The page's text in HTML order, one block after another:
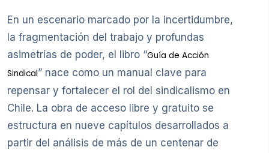
En un escenario marcado por la incertidumbre,
la fragmentación del trabajo y profundas
asimetrías de poder, el libro “Guía de Acción
Sindical” nace como un manual clave para
repensar y fortalecer el rol del sindicalismo en
Chile. La obra de acceso libre y gratuito se
estructura en nueve capítulos desarrollados a
partir del análisis de más de un centenar de